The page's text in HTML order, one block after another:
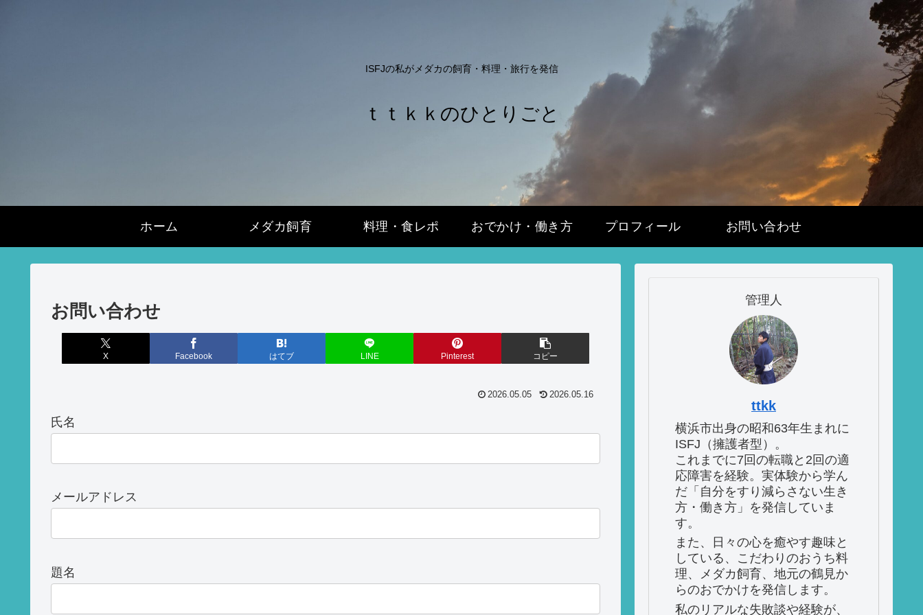
ISFJの私がメダカの飼育・料理・旅行を発信
ｔｔｋｋのひとりごと
ホーム メダカ飼育 料理・食レポ おでかけ・働き方 プロフィール お問い合わせ
お問い合わせ
X Facebook はてブ LINE Pinterest コピー
2026.05.05 2026.05.16
氏名
メールアドレス
題名
管理人
ttkk
横浜市出身の昭和63年生まれに
ISFJ（擁護者型）。
これまでに7回の転職と2回の適
応障害を経験。実体験から学ん
だ「自分をすり減らさない生き
方・働き方」を発信していま
す。
また、日々の心を癒やす趣味と
している、こだわりのおうち料
理、メダカ飼育、地元の鶴見か
らのおでかけを発信します。
私のリアルな失敗談や経験が、